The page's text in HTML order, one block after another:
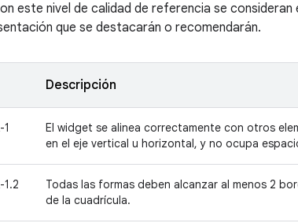
este nivel de calidad de referencia se consideran
que se destacarán o recomendarán.
Descripción
1
El widget se alinea correctamente con otros
en el eje vertical u horizontal, y no ocupa
1.2
Todas las formas deben alcanzar al menos 2
de la cuadrícula.